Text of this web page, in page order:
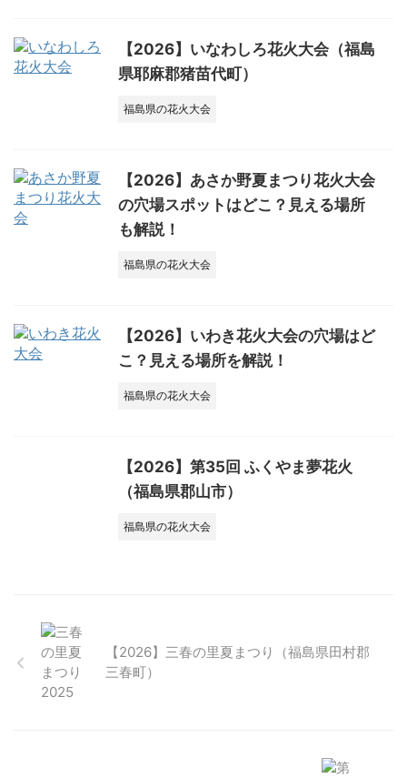
【2026】いなわしろ花火大会（福島
県耶麻郡猪苗代町）
福島県の花火大会
【2026】あさか野夏まつり花火大会
の穴場スポットはどこ？見える場所
も解説！
福島県の花火大会
【2026】いわき花火大会の穴場はど
こ？見える場所を解説！
福島県の花火大会
【2026】第35回 ふくやま夢花火
（福島県郡山市）
福島県の花火大会
【2026】三春の里夏まつり（福島県田村郡
三春町）